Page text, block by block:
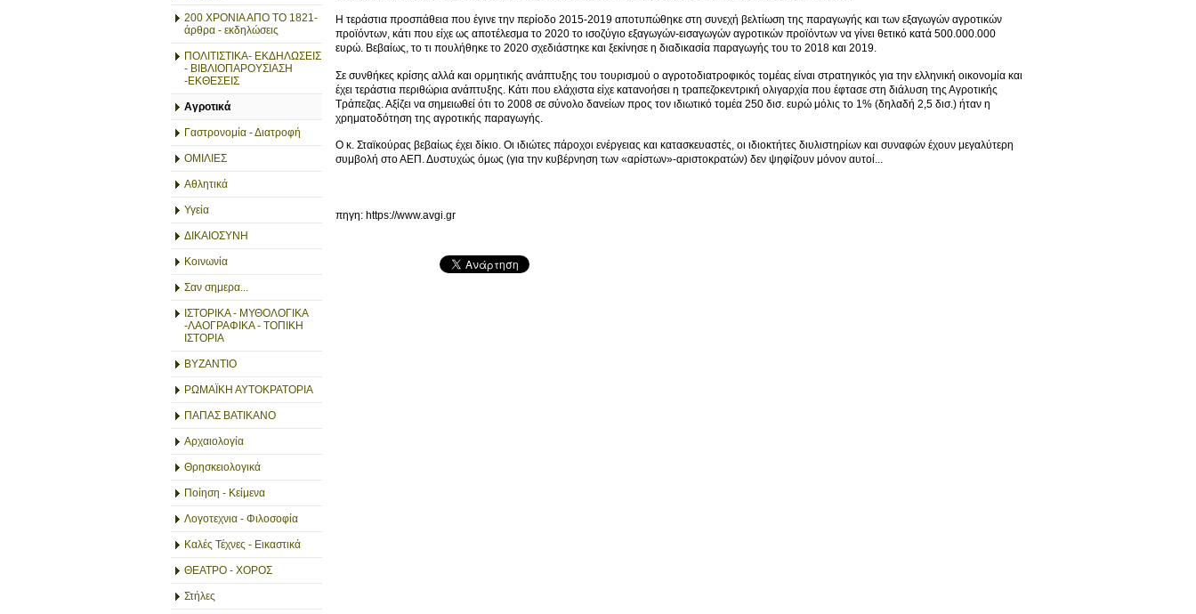
200 ΧΡΟΝΙΑ ΑΠΟ ΤΟ 1821-
άρθρα - εκδηλώσεις
ΠΟΛΙΤΙΣΤΙΚΑ- ΕΚΔΗΛΩΣΕΙΣ
- ΒΙΒΛΙΟΠΑΡΟΥΣΙΑΣΗ
-ΕΚΘΕΣΕΙΣ
Αγροτικά
Γαστρονομία - Διατροφή
ΟΜΙΛΙΕΣ
Αθλητικά
Υγεία
ΔΙΚΑΙΟΣΥΝΗ
Κοινωνία
Σαν σημερα...
ΙΣΤΟΡΙΚΑ - ΜΥΘΟΛΟΓΙΚΑ
-ΛΑΟΓΡΑΦΙΚΑ - ΤΟΠΙΚΗ
ΙΣΤΟΡΙΑ
ΒΥΖΑΝΤΙΟ
ΡΩΜΑΪΚΗ ΑΥΤΟΚΡΑΤΟΡΙΑ
ΠΑΠΑΣ ΒΑΤΙΚΑΝΟ
Αρχαιολογία
Θρησκειολογικά
Ποίηση - Κείμενα
Λογοτεχνια - Φιλοσοφία
Καλές Τέχνες - Εικαστικά
ΘΕΑΤΡΟ - ΧΟΡΟΣ
Στήλες
Η τεράστια προσπάθεια που έγινε την περίοδο 2015-2019 αποτυπώθηκε στη συνεχή βελτίωση της παραγωγής και των εξαγωγών αγροτικών
προϊόντων, κάτι που είχε ως αποτέλεσμα το 2020 το ισοζύγιο εξαγωγών-εισαγωγών αγροτικών προϊόντων να γίνει θετικό κατά 500.000.000
ευρώ. Βεβαίως, το τι πουλήθηκε το 2020 σχεδιάστηκε και ξεκίνησε η διαδικασία παραγωγής του το 2018 και 2019.
Σε συνθήκες κρίσης αλλά και ορμητικής ανάπτυξης του τουρισμού ο αγροτοδιατροφικός τομέας είναι στρατηγικός για την ελληνική οικονομία και
έχει τεράστια περιθώρια ανάπτυξης. Κάτι που ελάχιστα είχε κατανοήσει η τραπεζοκεντρική ολιγαρχία που έφτασε στη διάλυση της Αγροτικής
Τράπεζας. Αξίζει να σημειωθεί ότι το 2008 σε σύνολο δανείων προς τον ιδιωτικό τομέα 250 δισ. ευρώ μόλις το 1% (δηλαδή 2,5 δισ.) ήταν η
χρηματοδότηση της αγροτικής παραγωγής.
Ο κ. Σταϊκούρας βεβαίως έχει δίκιο. Οι ιδιώτες πάροχοι ενέργειας και κατασκευαστές, οι ιδιοκτήτες διυλιστηρίων και συναφών έχουν μεγαλύτερη
συμβολή στο ΑΕΠ. Δυστυχώς όμως (για την κυβέρνηση των «αρίστων»-αριστοκρατών) δεν ψηφίζουν μόνον αυτοί...
πηγη: https://www.avgi.gr